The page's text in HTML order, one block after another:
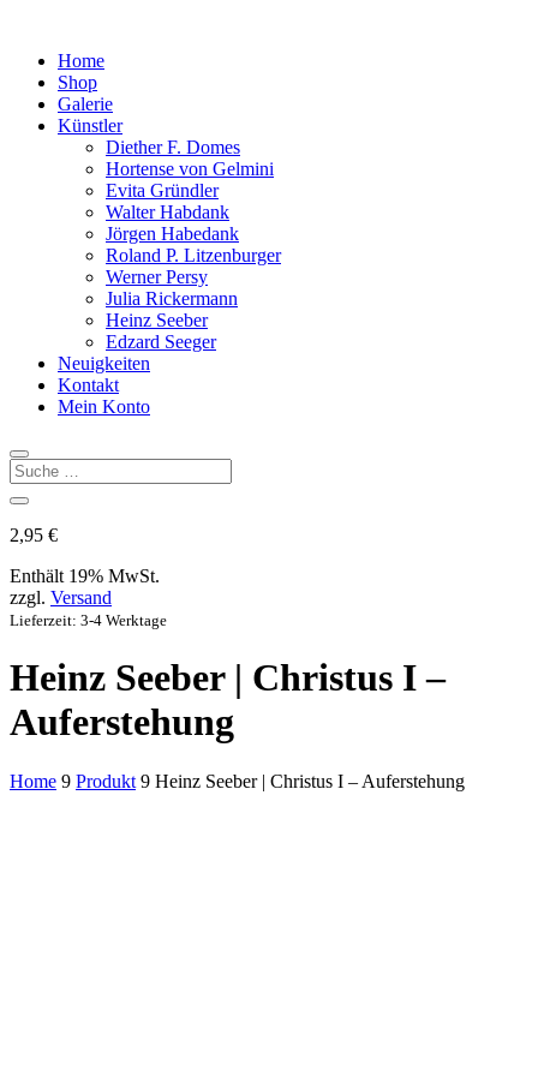
Home
Shop
Galerie
Künstler
Diether F. Domes
Hortense von Gelmini
Evita Gründler
Walter Habdank
Jörgen Habedank
Roland P. Litzenburger
Werner Persy
Julia Rickermann
Heinz Seeber
Edzard Seeger
Neuigkeiten
Kontakt
Mein Konto
2,95 €
Enthält 19% MwSt.
zzgl. Versand
Lieferzeit: 3-4 Werktage
Heinz Seeber | Christus I –
Auferstehung
Home 9 Produkt 9 Heinz Seeber | Christus I – Auferstehung